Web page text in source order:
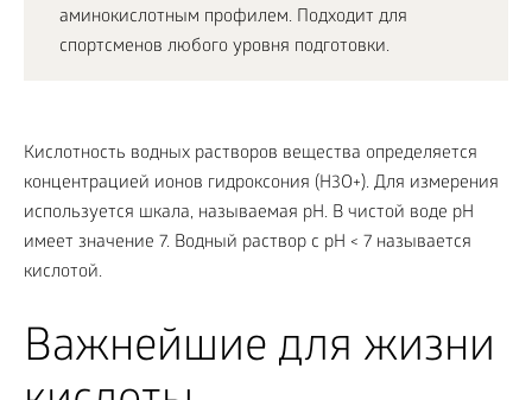
аминокислотным профилем. Подходит для
спортсменов любого уровня подготовки.
Кислотность водных растворов вещества определяется
концентрацией ионов гидроксония (Н3О+). Для измерения
используется шкала, называемая рН. В чистой воде рН
имеет значение 7. Водный раствор с рН < 7 называется
кислотой.
Важнейшие для жизни